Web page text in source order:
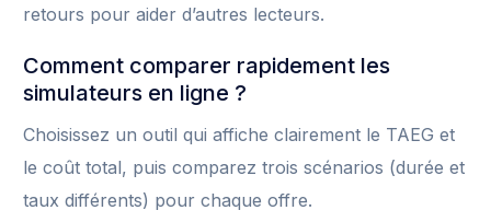
retours pour aider d’autres lecteurs.
Comment comparer rapidement les
simulateurs en ligne ?
Choisissez un outil qui affiche clairement le TAEG et
le coût total, puis comparez trois scénarios (durée et
taux différents) pour chaque offre.